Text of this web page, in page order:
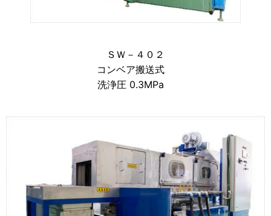
ＳＷ－４０２
コンベア搬送式
洗浄圧 0.3MPa